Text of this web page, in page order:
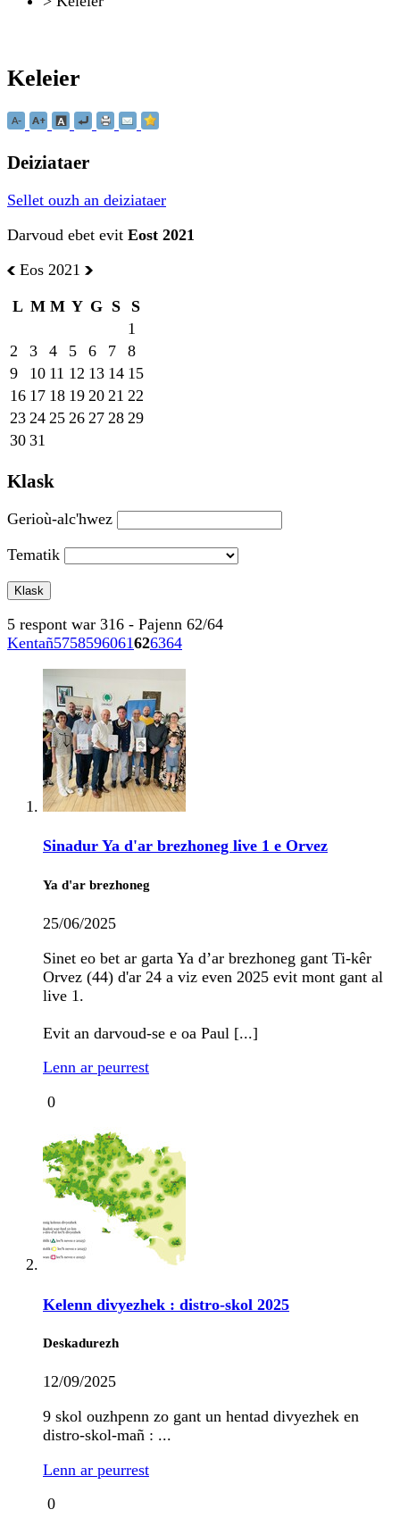
Keleier
Deiziataer
Sellet ouzh an deiziataer
Darvoud ebet evit Eost 2021
Eos 2021
L M M Y G S
S
1
2
3 4 5 6 7
8
9
10 11 12 13 14 15
16 17 18 19 20 21 22
23 24 25 26 27 28 29
30 31
Klask
Gerioù-alc'hwez
Tematik
5 respont war 316 - Pajenn 62/64
Kentañ5758596061626364
Sinadur Ya d'ar brezhoneg live 1 e Orvez
Ya d'ar brezhoneg
25/06/2025
Sinet eo bet ar garta Ya d’ar brezhoneg gant Ti-kêr
Orvez (44) d'ar 24 a viz even 2025 evit mont gant al
live 1.
Evit an darvoud-se e oa Paul [...]
Lenn ar peurrest
0
Kelenn divyezhek : distro-skol 2025
Deskadurezh
12/09/2025
9 skol ouzhpenn zo gant un hentad divyezhek en
distro-skol-mañ : ...
Lenn ar peurrest
0